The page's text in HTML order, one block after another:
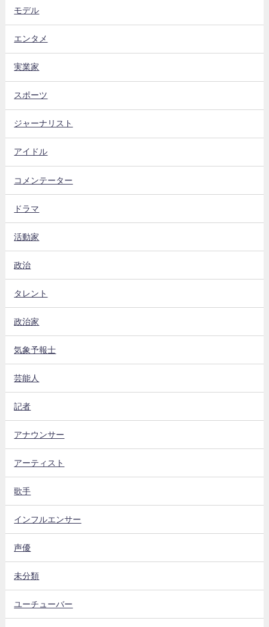
モデル
エンタメ
実業家
スポーツ
ジャーナリスト
アイドル
コメンテーター
ドラマ
活動家
政治
タレント
政治家
気象予報士
芸能人
記者
アナウンサー
アーティスト
歌手
インフルエンサー
声優
未分類
ユーチューバー